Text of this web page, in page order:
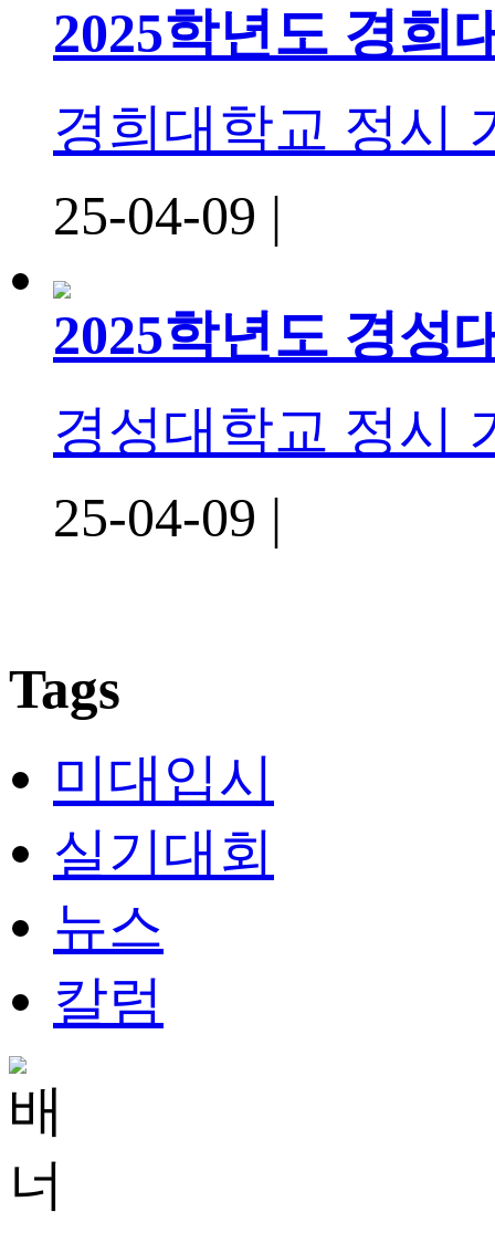
2025학년도 경희
경희대학교 정시
25-04-09 |
2025학년도 경성
경성대학교 정시
25-04-09 |
Tags
미대입시
실기대회
뉴스
칼럼